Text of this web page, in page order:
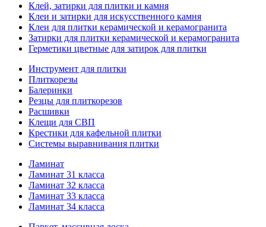
Клей, затирки для плитки и камня
Клеи и затирки для искусственного камня
Клеи для плитки керамической и керамогранита
Затирки для плитки керамической и керамогранита
Герметики цветные для затирок для плитки
Инструмент для плитки
Плиткорезы
Балеринки
Резцы для плиткорезов
Расшивки
Клещи для СВП
Крестики для кафельной плитки
Системы выравнивания плитки
Ламинат
Ламинат 31 класса
Ламинат 32 класса
Ламинат 33 класса
Ламинат 34 класса